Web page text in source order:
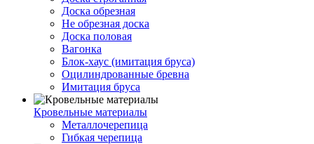
Доска обрезная
Не обрезная доска
Доска половая
Вагонка
Блок-хаус (имитация бруса)
Оцилиндрованные бревна
Имитация бруса
Кровельные материалы
Металлочерепица
Гибкая черепица